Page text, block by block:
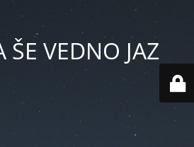
VEDNO JAZ